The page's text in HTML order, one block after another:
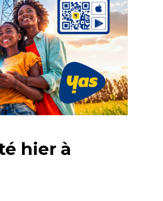
hier à